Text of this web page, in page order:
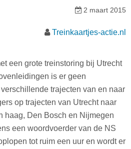
2 maart 2015
Treinkaartjes-actie.nl
een grote treinstoring bij Utrecht
is er geen
trajecten van en naar
op trajecten van Utrecht naar
haag, Den Bosch en Nijmegen
een woordvoerder van de NS
tot ruim een uur en wordt er